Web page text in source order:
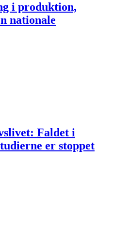
i produktion,
nationale
Faldet i
er stoppet